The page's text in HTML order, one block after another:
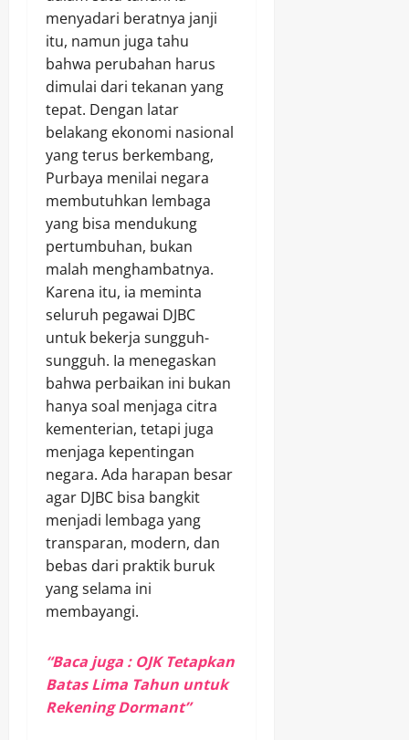
menyadari beratnya janji
itu, namun juga tahu
bahwa perubahan harus
dimulai dari tekanan yang
tepat. Dengan latar
belakang ekonomi nasional
yang terus berkembang,
Purbaya menilai negara
membutuhkan lembaga
yang bisa mendukung
pertumbuhan, bukan
malah menghambatnya.
Karena itu, ia meminta
seluruh pegawai DJBC
untuk bekerja sungguh-
sungguh. Ia menegaskan
bahwa perbaikan ini bukan
hanya soal menjaga citra
kementerian, tetapi juga
menjaga kepentingan
negara. Ada harapan besar
agar DJBC bisa bangkit
menjadi lembaga yang
transparan, modern, dan
bebas dari praktik buruk
yang selama ini
membayangi.
“Baca juga : OJK Tetapkan
Batas Lima Tahun untuk
Rekening Dormant”